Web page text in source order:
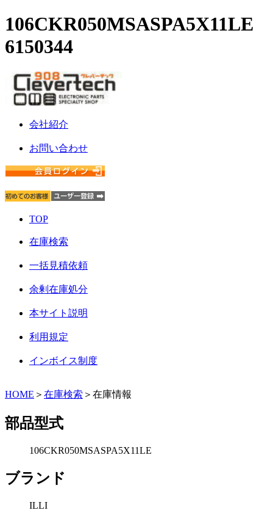
106CKR050MSASPA5X11LE
6150344
会社紹介
お問い合わせ
TOP
在庫検索
一括見積依頼
余剰在庫処分
本サイト説明
利用規定
インボイス制度
HOME ＞ 在庫検索 ＞在庫情報
部品型式
106CKR050MSASPA5X11LE
ブランド
ILLI